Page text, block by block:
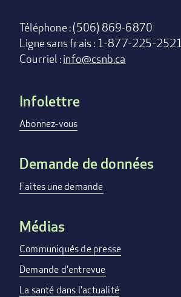
Téléphone : (506) 869-6870
Ligne sans frais : 1-877-225-2521
Courriel :info@csnb.ca
Footer
menu
Infolettre
Abonnez-vous
Demande de données
Faites une demande
Médias
Communiqués de presse
Demande d'entrevue
La santé dans l'actualité